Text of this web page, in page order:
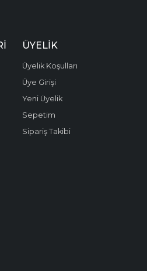
ÜYELIK
Üyelik Koşulları
Üye Girişi
Yeni Üyelik
Sepetim
Sipariş Takibi